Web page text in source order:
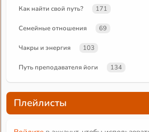
Как найти свой путь? 171
Семейные отношения 69
Чакры и энергия 103
Путь преподавателя йоги 134
Плейлисты